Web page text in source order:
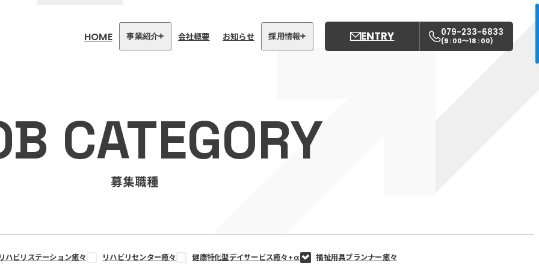
HOME 事業紹介
リハビリセンター癒々
健康特化型デイサービス癒々＋
α
福祉用具プランナー癒々
姫路中央保育園
会社概要 お知らせ 採用情報 ENTRY 079-233-6833
(9 : 00〜18 : 00)
CATEGORY
募集職種
ハビリステーション癒々 リハビリセンター癒々 健康特化型デイサービス癒々+α 福祉用具プランナー癒々